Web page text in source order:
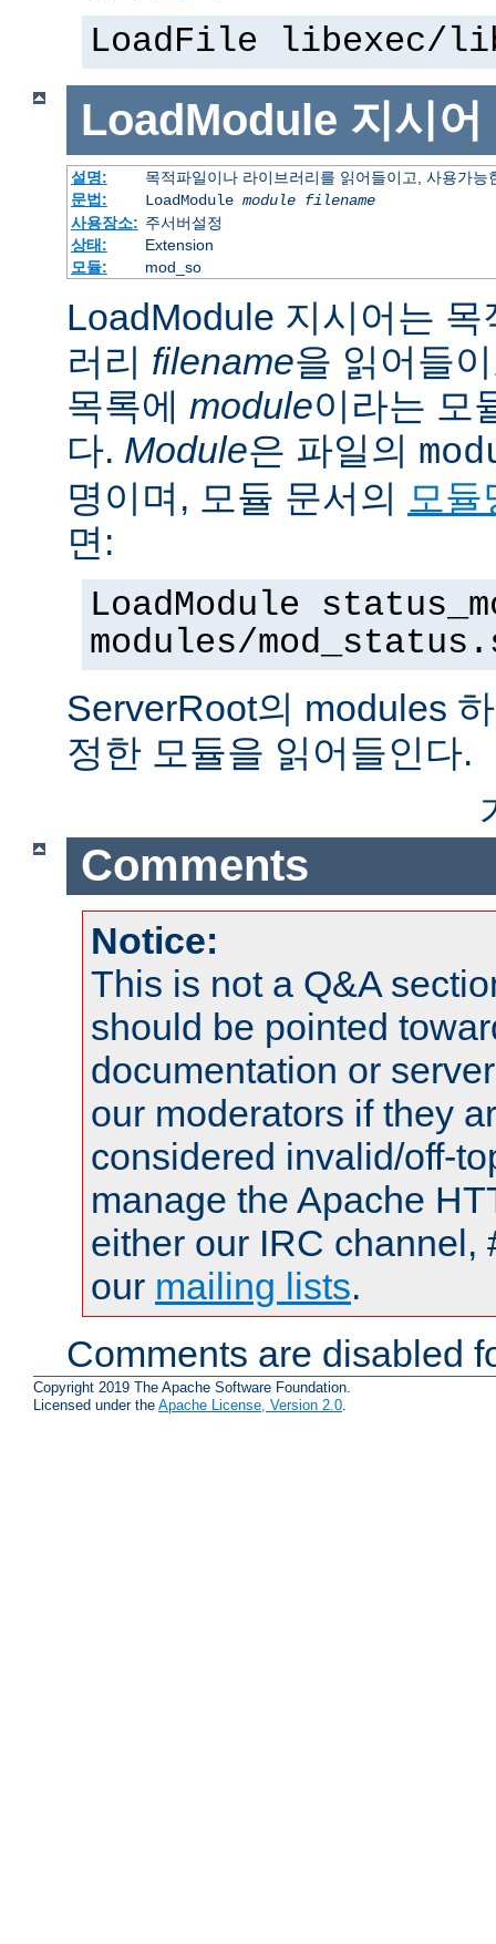
LoadFile libexec/
LoadModule 지시어
설명:
목적파일이나 라이브러리를 읽어들이고, 사용가능
문법:
LoadModule module filename
사용장소: 주서버설정
상태:
Extension
모듈:
mod_so
LoadModule 지시어는
러리 filename을 읽어들
목록에 module이라는 모
다. Module은 파일의
명이며, 모듈 문서의 모듈
면:
LoadModule
modules/
ServerRoot의 modules
정한 모듈을 읽어들인다.
Comments
Notice:
This is not a Q&A
should be pointed
documentation or
our moderators if they
considered invalid/off-
manage the Apache
either our IRC channel,
our mailing lists.
Comments are disabled
Copyright 2019 The Apache Software Foundation.
Licensed under the Apache License, Version 2.0.